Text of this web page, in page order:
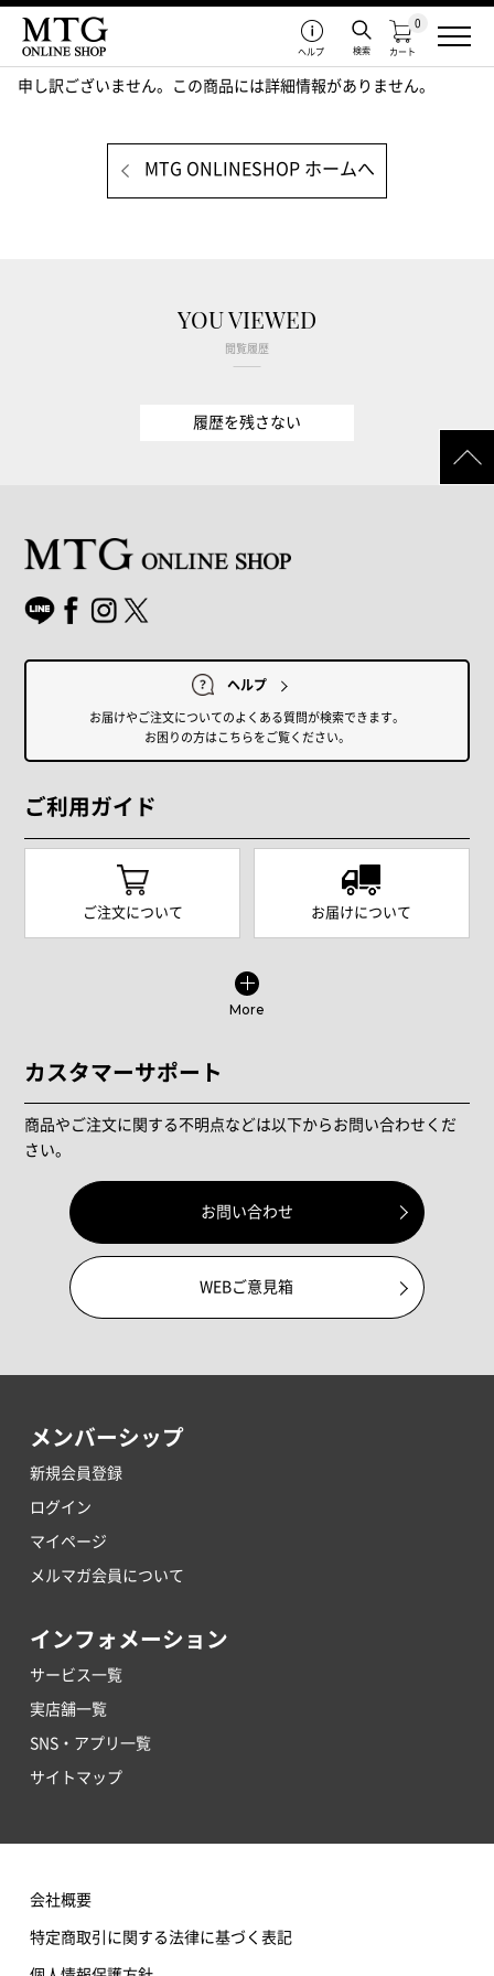
カート
0
検索
ヘルプ
申し訳ございません。この商品には詳細情報がありません。
MTG ONLINESHOP ホームへ
YOU VIEWED
閲覧履歴
履歴を残さない
ヘルプ
お届けやご注文についてのよくある質問が検索できます。
お困りの方はこちらをご覧ください。
ご利用ガイド
ご注文について お届けについて
More
カスタマーサポート
商品やご注文に関する不明点などは以下からお問い合わせくだ
さい。
お問い合わせ
WEBご意見箱
メンバーシップ
新規会員登録
ログイン
マイページ
メルマガ会員について
インフォメーション
サービス一覧
実店舗一覧
SNS・アプリ一覧
サイトマップ
会社概要
特定商取引に関する法律に基づく表記